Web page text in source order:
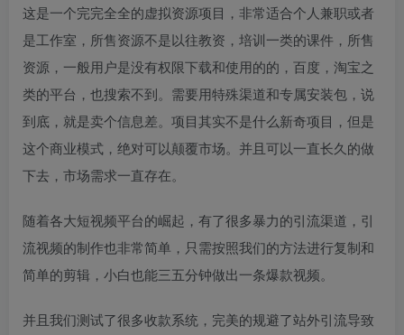
这是一个完完全全的虚拟资源项目，非常适合个人兼职或者
是工作室，所售资源不是以往教资，培训一类的课件，所售
资源，一般用户是没有权限下载和使用的的，百度，淘宝之
类的平台，也搜索不到。需要用特殊渠道和专属安装包，说
到底，就是卖个信息差。项目其实不是什么新奇项目，但是
这个商业模式，绝对可以颠覆市场。并且可以一直长久的做
下去，市场需求一直存在。
随着各大短视频平台的崛起，有了很多暴力的引流渠道，引
流视频的制作也非常简单，只需按照我们的方法进行复制和
简单的剪辑，小白也能三五分钟做出一条爆款视频。
并且我们测试了很多收款系统，完美的规避了站外引流导致